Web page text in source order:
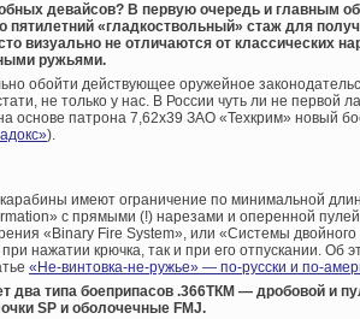
девайсов? В первую очередь и главным
пятилетний «гладкоствольный» стаж для
визуально не отличаются от классических
ружьями.
обойти действующее оружейное
не только у нас. В России чуть ли не первой
основе патрона 7,62х39 ЗАО «Техкрим» новый
).
имеют ограничение по минимальной
с прямыми (!) нарезами и оперенной
«Binary Fire System», или «Системы
при нажатии крючка, так и при его отпускании. Об
«Не-винтовка-не-ружье» — по-русски и по-
два типа боеприпасов .366ТКМ — дробовой и
SP и оболочечные FMJ.